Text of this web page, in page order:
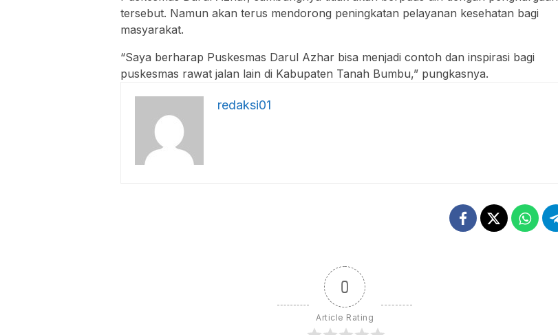
tersebut. Namun akan terus mendorong peningkatan pelayanan kesehatan bagi
masyarakat.
“Saya berharap Puskesmas Darul Azhar bisa menjadi contoh dan inspirasi bagi
puskesmas rawat jalan lain di Kabupaten Tanah Bumbu,” pungkasnya.
redaksi01
0
Article Rating